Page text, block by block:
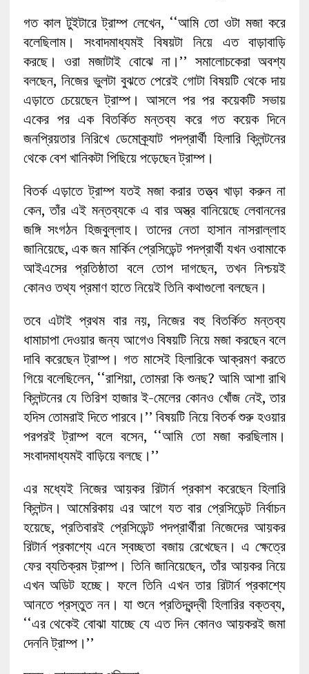
গত কাল টুইটারে ট্রাম্প লেখেন, ‘‘আমি তো ওটা মজা করে
বলেছিলাম। সংবাদমাধ্যমই বিষয়টা নিয়ে এত বাড়াবাড়ি
করছে। ওরা মজাটাই বোঝে না।’’ সমালোচকেরা অবশ্য
বলছেন, নিজের ভুলটা বুঝতে পেরেই গোটা বিষয়টি থেকে দায়
এড়াতে চেয়েছেন ট্রাম্প। আসলে পর পর কয়েকটি সভায়
একের পর এক বিতর্কিত মন্তব্য করে গত কয়েক দিনে
জনপ্রিয়তার নিরিখে ডেমোক্র্যাট পদপ্রার্থী হিলারি ক্লিন্টনের
থেকে বেশ খানিকটা পিছিয়ে পড়েছেন ট্রাম্প।
বিতর্ক এড়াতে ট্রাম্প যতই মজা করার তত্ত্ব খাড়া করুন না
কেন, তাঁর এই মন্তব্যকে এ বার অস্ত্র বানিয়েছে লেবাননের
জঙ্গি সংগঠন হিজবুল্লাহ। তাদের নেতা হাসান নাসরাল্লাহ
জানিয়েছে, এক জন মার্কিন প্রেসিডেন্ট পদপ্রার্থী যখন ওবামাকে
আইএসের প্রতিষ্ঠাতা বলে তোপ দাগছেন, তখন নিশ্চয়ই
কোনও তথ্য প্রমাণ হাতে নিয়েই তিনি কথাগুলো বলছেন।
তবে এটাই প্রথম বার নয়, নিজের বহু বিতর্কিত মন্তব্য
ধামাচাপা দেওয়ার জন্য আগেও বিষয়টি নিয়ে মজা করছেন বলে
দাবি করেছেন ট্রাম্প। গত মাসেই হিলারিকে আক্রমণ করতে
গিয়ে বলেছিলেন, ‘‘রাশিয়া, তোমরা কি শুনছ? আমি আশা রাখি
ক্লিন্টনের যে তিরিশ হাজার ই-মেলের কোনও খোঁজ নেই, তার
হদিস তোমরাই দিতে পারবে।’’ বিষয়টি নিয়ে বিতর্ক শুরু হওয়ার
পরপরই ট্রাম্প বলে বসেন, ‘‘আমি তো মজা করছিলাম।
সংবাদমাধ্যমই বাড়িয়ে বলছে।’’
এর মধ্যেই নিজের আয়কর রিটার্ন প্রকাশ করেছেন হিলারি
ক্লিন্টন। আমেরিকায় এর আগে যত বার প্রেসিডেন্ট নির্বাচন
হয়েছে, প্রতিবারই প্রেসিডেন্ট পদপ্রার্থীরা নিজেদের আয়কর
রিটার্ন প্রকাশ্যে এনে স্বচ্ছতা বজায় রেখেছেন। এ ক্ষেত্রে
ফের ব্যতিক্রম ট্রাম্প। তিনি জানিয়েছেন, তাঁর আয়কর নিয়ে
এখন অডিট হচ্ছে। ফলে তিনি এখন তার রিটার্ন প্রকাশ্যে
আনতে প্রস্তুত নন। যা শুনে প্রতিদ্বন্দ্বী হিলারির বক্তব্য,
‘‘এর থেকেই বোঝা যাচ্ছে যে এত দিন কোনও আয়করই জমা
দেননি ট্রাম্প।’’